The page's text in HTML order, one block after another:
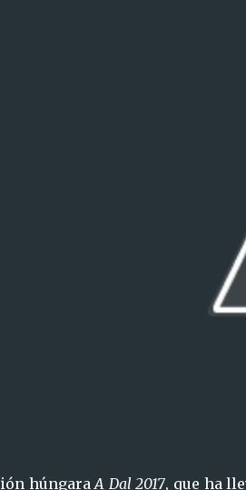
húngaraA Dal 2017, que ha